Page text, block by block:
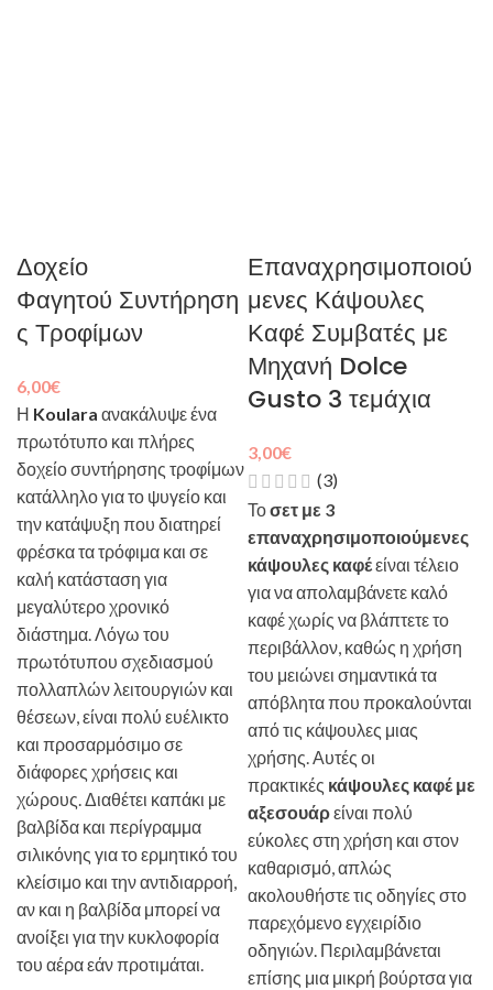
Δοχείο
Φαγητού Συντήρηση
ς Τροφίμων
6,00€
Η Koulara ανακάλυψε ένα
πρωτότυπο και πλήρες
δοχείο συντήρησης τροφίμων
κατάλληλο για το ψυγείο και
την κατάψυξη που διατηρεί
φρέσκα τα τρόφιμα και σε
καλή κατάσταση για
μεγαλύτερο χρονικό
διάστημα. Λόγω του
πρωτότυπου σχεδιασμού
πολλαπλών λειτουργιών και
θέσεων, είναι πολύ ευέλικτο
και προσαρμόσιμο σε
διάφορες χρήσεις και
χώρους. Διαθέτει καπάκι με
βαλβίδα και περίγραμμα
σιλικόνης για το ερμητικό του
κλείσιμο και την αντιδιαρροή,
αν και η βαλβίδα μπορεί να
ανοίξει για την κυκλοφορία
του αέρα εάν προτιμάται.
Επαναχρησιμοποιού
μενες Κάψουλες
Καφέ Συμβατές με
Μηχανή Dolce
Gusto 3 τεμάχια
3,00€
(3)
Τοσετ με 3
επαναχρησιμοποιούμενες
κάψουλες καφέείναι τέλειο
για να απολαμβάνετε καλό
καφέ χωρίς να βλάπτετε το
περιβάλλον, καθώς η χρήση
του μειώνει σημαντικά τα
απόβλητα που προκαλούνται
από τις κάψουλες μιας
χρήσης. Αυτές οι
πρακτικές κάψουλες καφέ με
αξεσουάρείναι πολύ
εύκολες στη χρήση και στον
καθαρισμό, απλώς
ακολουθήστε τις οδηγίες στο
παρεχόμενο εγχειρίδιο
οδηγιών. Περιλαμβάνεται
επίσης μια μικρή βούρτσα για